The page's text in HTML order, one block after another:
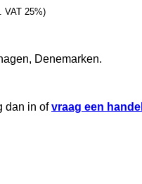
VAT 25%)
Denemarken.
dan in ofvraag een